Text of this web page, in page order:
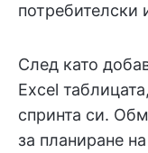
потребителски
След като
Excel
спринта си.
за планиране